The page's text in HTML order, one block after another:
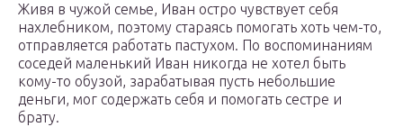
Живя в чужой семье, Иван остро чувствует себя
нахлебником, поэтому стараясь помогать хоть чем-то,
отправляется работать пастухом. По воспоминаниям
соседей маленький Иван никогда не хотел быть
кому-то обузой, зарабатывая пусть небольшие
деньги, мог содержать себя и помогать сестре и
брату.